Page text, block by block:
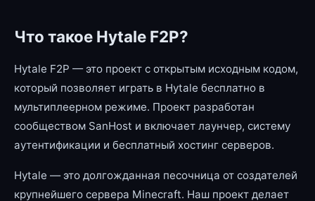
Что такое Hytale F2P?
Hytale F2P — это проект с открытым исходным кодом,
который позволяет играть в Hytale бесплатно в
мультиплеерном режиме. Проект разработан
сообществом SanHost и включает лаунчер, систему
аутентификации и бесплатный хостинг серверов.
Hytale — это долгожданная песочница от создателей
крупнейшего сервера Minecraft. Наш проект делает